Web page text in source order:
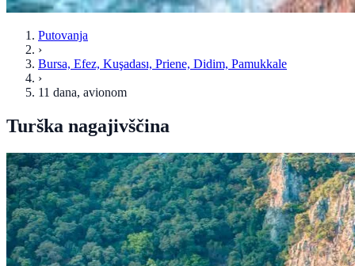
Putovanja
›
Bursa, Efez, Kuşadası, Priene, Didim, Pamukkale
›
11 dana, avionom
Turška nagajivščina